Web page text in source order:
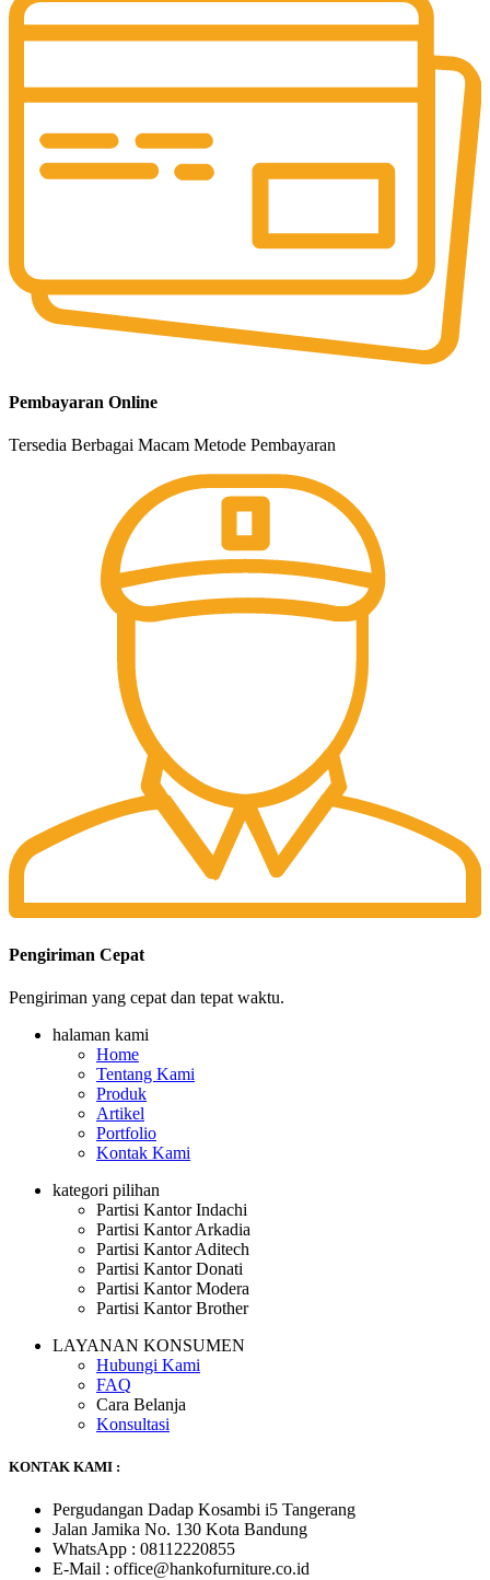
Pembayaran Online
Tersedia Berbagai Macam Metode Pembayaran
Pengiriman Cepat
Pengiriman yang cepat dan tepat waktu.
halaman kami
Home
Tentang Kami
Produk
Artikel
Portfolio
Kontak Kami
kategori pilihan
Partisi Kantor Indachi
Partisi Kantor Arkadia
Partisi Kantor Aditech
Partisi Kantor Donati
Partisi Kantor Modera
Partisi Kantor Brother
LAYANAN KONSUMEN
Hubungi Kami
FAQ
Cara Belanja
Konsultasi
KONTAK KAMI :
Pergudangan Dadap Kosambi i5 Tangerang
Jalan Jamika No. 130 Kota Bandung
WhatsApp : 08112220855
E-Mail : office@hankofurniture.co.id